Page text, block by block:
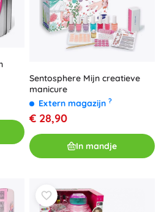
Sentosphere Mijn creatieve
manicure
Extern magazijn ?
€ 28,90
In mandje